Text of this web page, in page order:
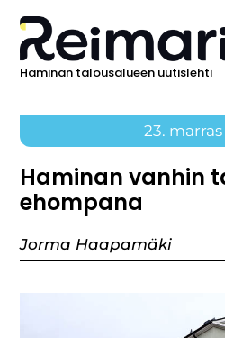
Haminan talousalueen uutislehti
23. marras
Haminan vanhin
ehompana
Jorma Haapamäki